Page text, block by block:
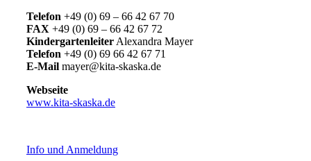
Telefon +49 (0) 69 – 66 42 67 70
FAX +49 (0) 69 – 66 42 67 72
KindergartenleiterAlexandra Mayer
Telefon +49 (0) 69 66 42 67 71
E-Mail mayer@kita-skaska.de
Webseite
www.kita-skaska.de
Info und Anmeldung